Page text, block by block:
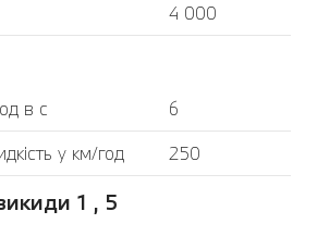
4 000
в с
6
у км/год
250
1 , 5